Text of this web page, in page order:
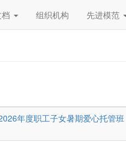
组织机构 先进模范
年度职工子女暑期爱心托管班